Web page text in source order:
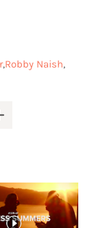
Robby Naish